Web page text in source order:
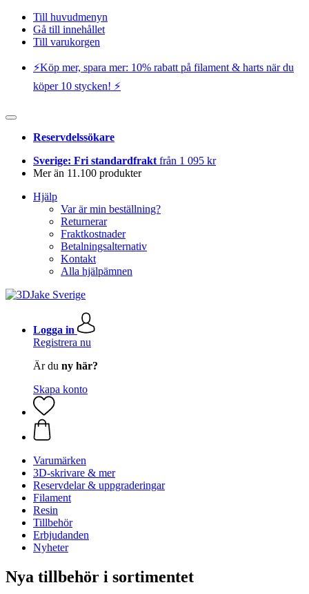
Till huvudmenyn
Gå till innehållet
Till varukorgen
⚡️Köp mer, spara mer: 10% rabatt på filament & harts när du
köper 10 stycken! ⚡️
Reservdelssökare
Sverige: Fri standardfrakt från 1 095 kr
Mer än 11.100 produkter
Hjälp
Var är min beställning?
Returnerar
Fraktkostnader
Betalningsalternativ
Kontakt
Alla hjälpämnen
Logga in
Registrera nu
Är du ny här?
Skapa konto
Varumärken
3D-skrivare & mer
Reservdelar & uppgraderingar
Filament
Resin
Tillbehör
Erbjudanden
Nyheter
Nya tillbehör i sortimentet